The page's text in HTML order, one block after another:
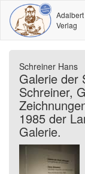
Verlag
Schreiner Hans
Galerie der
Schreiner,
1985 der
Galerie.